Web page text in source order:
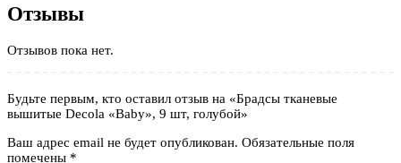
Отзывы
Отзывов пока нет.
Будьте первым, кто оставил отзыв на «Брадсы тканевые
вышитые Decola «Baby», 9 шт, голубой»
Ваш адрес email не будет опубликован. Обязательные поля
помечены *